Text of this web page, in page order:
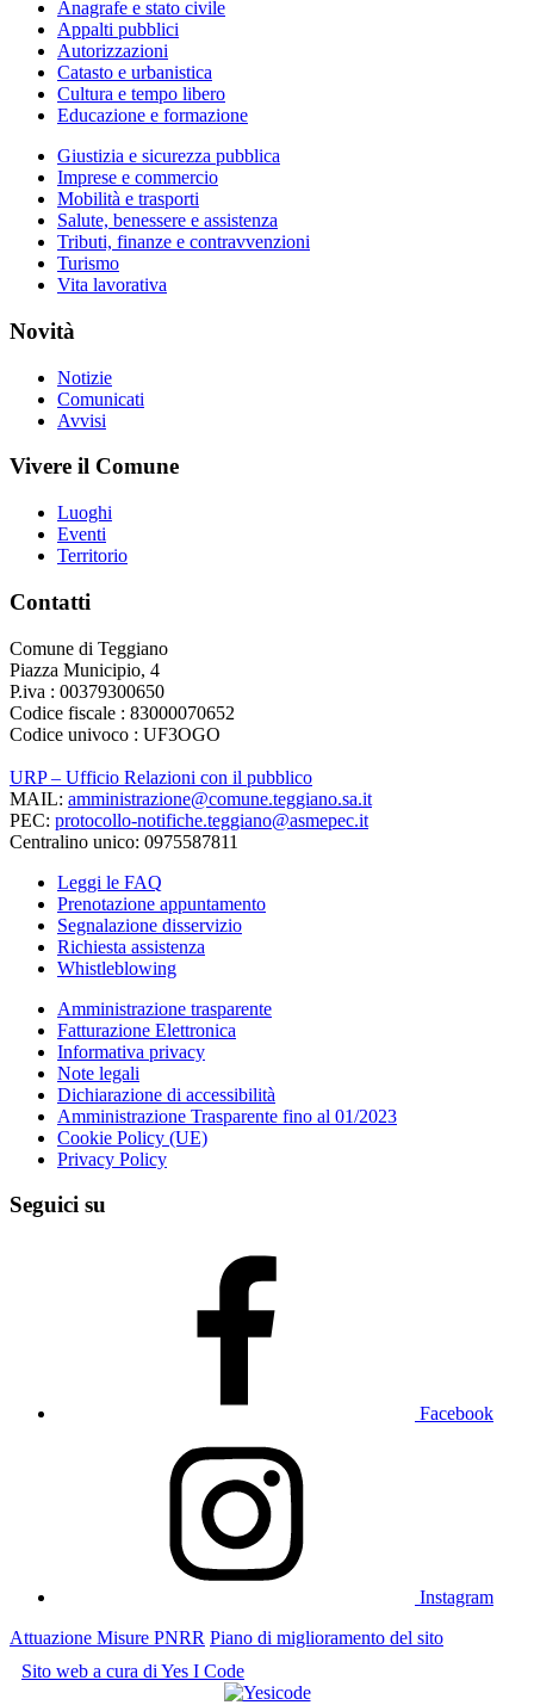
Anagrafe e stato civile
Appalti pubblici
Autorizzazioni
Catasto e urbanistica
Cultura e tempo libero
Educazione e formazione
Giustizia e sicurezza pubblica
Imprese e commercio
Mobilità e trasporti
Salute, benessere e assistenza
Tributi, finanze e contravvenzioni
Turismo
Vita lavorativa
Novità
Notizie
Comunicati
Avvisi
Vivere il Comune
Luoghi
Eventi
Territorio
Contatti
Comune di Teggiano
Piazza Municipio, 4
P.iva : 00379300650
Codice fiscale : 83000070652
Codice univoco : UF3OGO
URP – Ufficio Relazioni con il pubblico
MAIL: amministrazione@comune.teggiano.sa.it
PEC: protocollo-notifiche.teggiano@asmepec.it
Centralino unico: 0975587811
Leggi le FAQ
Prenotazione appuntamento
Segnalazione disservizio
Richiesta assistenza
Whistleblowing
Amministrazione trasparente
Fatturazione Elettronica
Informativa privacy
Note legali
Dichiarazione di accessibilità
Amministrazione Trasparente fino al 01/2023
Cookie Policy (UE)
Privacy Policy
Seguici su
Facebook
Instagram
Attuazione Misure PNRR Piano di miglioramento del sito
Sito web a cura di Yes I Code